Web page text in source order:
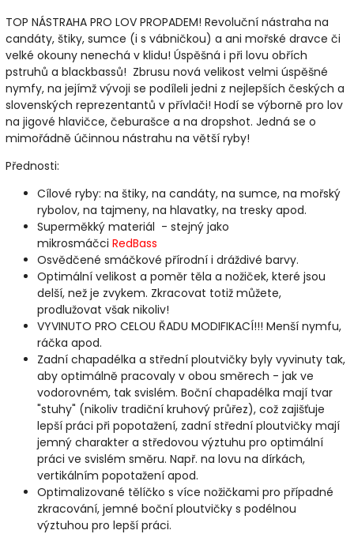
TOP NÁSTRAHA PRO LOV PROPADEM! Revoluční nástraha na
candáty, štiky, sumce (i s vábničkou) a ani mořské dravce či
velké okouny nenechá v klidu! Úspěšná i při lovu obřích
pstruhů a blackbassů! Zbrusu nová velikost velmi úspěšné
nymfy, na jejímž vývoji se podíleli jedni z nejlepších českých a
slovenských reprezentantů v přívlači! Hodí se výborně pro lov
na jigové hlavičce, čeburašce a na dropshot. Jedná se o
mimořádně účinnou nástrahu na větší ryby!
Přednosti:
Cílové ryby: na štiky, na candáty, na sumce, na mořský
rybolov, na tajmeny, na hlavatky, na tresky apod.
Superměkký materiál - stejný jako
mikrosmáčci RedBass
Osvědčené smáčkové přírodní i dráždivé barvy.
Optimální velikost a poměr těla a nožiček, které jsou
delší, než je zvykem. Zkracovat totiž můžete,
prodlužovat však nikoliv!
VYVINUTO PRO CELOU ŘADU MODIFIKACÍ!!! Menší nymfu,
ráčka apod.
Zadní chapadélka a střední ploutvičky byly vyvinuty tak,
aby optimálně pracovaly v obou směrech - jak ve
vodorovném, tak svislém. Boční chapadélka mají tvar
"stuhy" (nikoliv tradiční kruhový průřez), což zajišťuje
lepší práci při popotažení, zadní střední ploutvičky mají
jemný charakter a středovou výztuhu pro optimální
práci ve svislém směru. Např. na lovu na dírkách,
vertikálním popotažení apod.
Optimalizované tělíčko s více nožičkami pro případné
zkracování, jemné boční ploutvičky s podélnou
výztuhou pro lepší práci.